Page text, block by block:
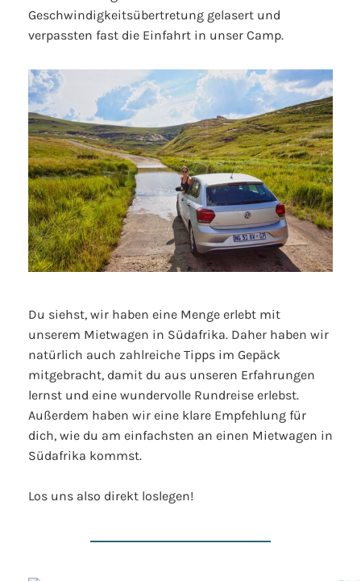
Geschwindigkeitsübertretung gelasert und
verpassten fast die Einfahrt in unser Camp.
Du siehst, wir haben eine Menge erlebt mit
unserem Mietwagen in Südafrika. Daher haben wir
natürlich auch zahlreiche Tipps im Gepäck
mitgebracht, damit du aus unseren Erfahrungen
lernst und eine wundervolle Rundreise erlebst.
Außerdem haben wir eine klare Empfehlung für
dich, wie du am einfachsten an einen Mietwagen in
Südafrika kommst.
Los uns also direkt loslegen!